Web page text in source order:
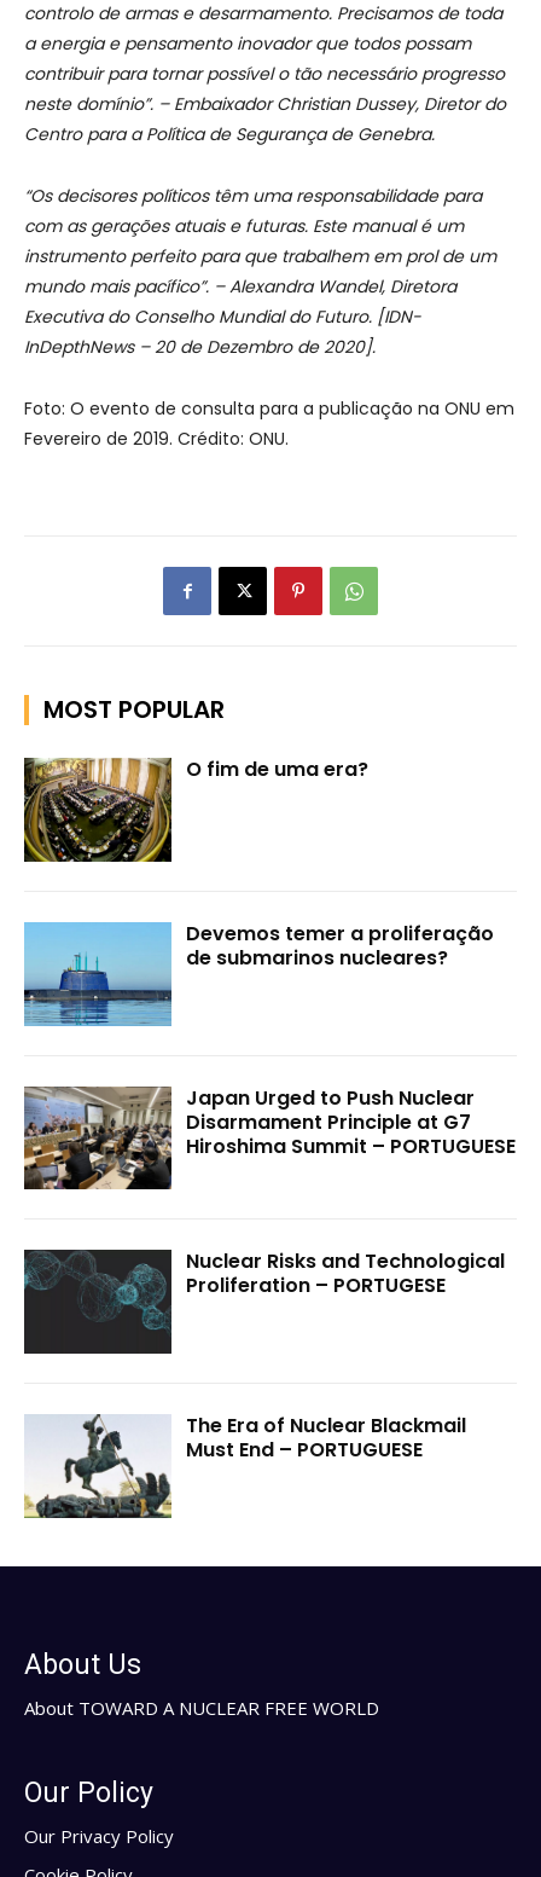
controlo de armas e desarmamento. Precisamos de toda
a energia e pensamento inovador que todos possam
contribuir para tornar possível o tão necessário progresso
neste domínio”. – Embaixador Christian Dussey, Diretor do
Centro para a Política de Segurança de Genebra.
“Os decisores políticos têm uma responsabilidade para
com as gerações atuais e futuras. Este manual é um
instrumento perfeito para que trabalhem em prol de um
mundo mais pacífico”. – Alexandra Wandel, Diretora
Executiva do Conselho Mundial do Futuro. [IDN-
InDepthNews – 20 de Dezembro de 2020].
Foto: O evento de consulta para a publicação na ONU em
Fevereiro de 2019. Crédito: ONU.
MOST POPULAR
O fim de uma era?
Devemos temer a proliferação
de submarinos nucleares?
Japan Urged to Push Nuclear
Disarmament Principle at G7
Hiroshima Summit – PORTUGUESE
Nuclear Risks and Technological
Proliferation – PORTUGESE
The Era of Nuclear Blackmail
Must End – PORTUGUESE
About Us
About TOWARD A NUCLEAR FREE WORLD
Our Policy
Our Privacy Policy